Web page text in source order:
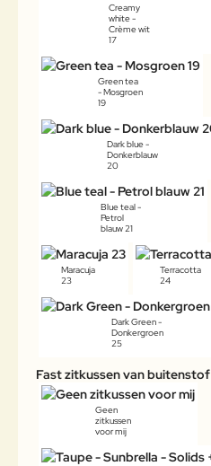
Creamy
white -
Crème wit
17
Green tea
- Mosgroen
19
Dark blue -
Donkerblauw
20
Blue teal -
Petrol
blauw 21
Maracuja
23
Terracotta
24
Dark Green -
Donkergroen
25
Fast zitkussen van buitenstof
Geen
zitkussen
voor mij